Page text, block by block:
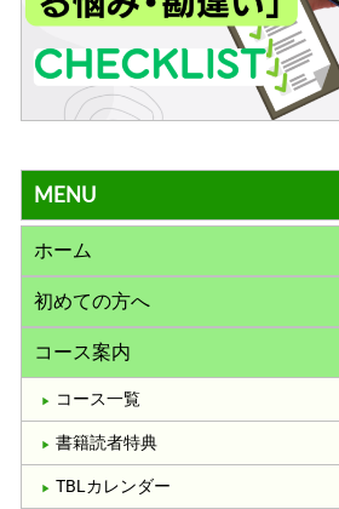
MENU
ホーム
初めての方へ
コース案内
コース一覧
書籍読者特典
TBLカレンダー